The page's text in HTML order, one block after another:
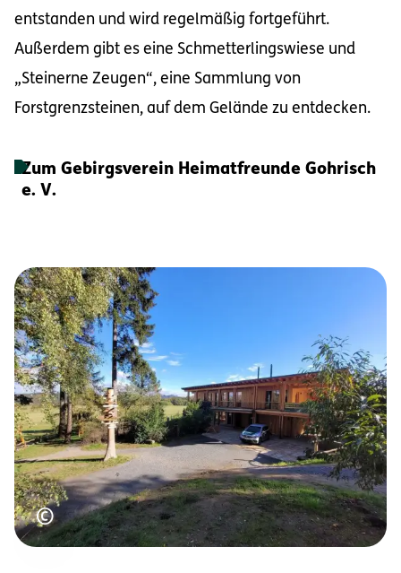
entstanden und wird regelmäßig fortgeführt.
Außerdem gibt es eine Schmetterlingswiese und
„Steinerne Zeugen“, eine Sammlung von
Forstgrenzsteinen, auf dem Gelände zu entdecken.
Zum Gebirgsverein Heimatfreunde Gohrisch
e. V.
©Urheberrecht